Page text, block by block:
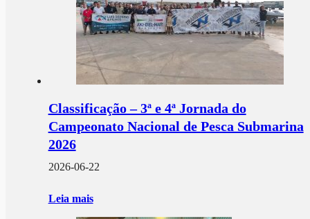
Classificação – 3ª e 4ª Jornada do
Campeonato Nacional de Pesca Submarina
2026
2026-06-22
Leia mais